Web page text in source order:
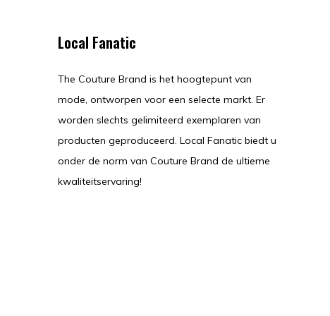
Local Fanatic
The Couture Brand is het hoogtepunt van
mode, ontworpen voor een selecte markt. Er
worden slechts gelimiteerd exemplaren van
producten geproduceerd. Local Fanatic biedt u
onder de norm van Couture Brand de ultieme
kwaliteitservaring!